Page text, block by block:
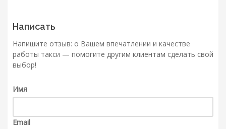
Написать
Напишите отзыв: о Вашем впечатлении и качестве
работы такси — помогите другим клиентам сделать свой
выбор!
Имя
Email